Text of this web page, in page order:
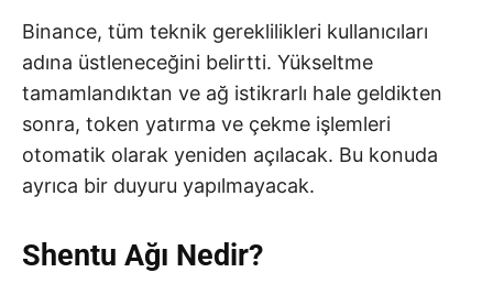
Binance, tüm teknik gereklilikleri kullanıcıları
adına üstleneceğini belirtti. Yükseltme
tamamlandıktan ve ağ istikrarlı hale geldikten
sonra, token yatırma ve çekme işlemleri
otomatik olarak yeniden açılacak. Bu konuda
ayrıca bir duyuru yapılmayacak.
Shentu Ağı Nedir?